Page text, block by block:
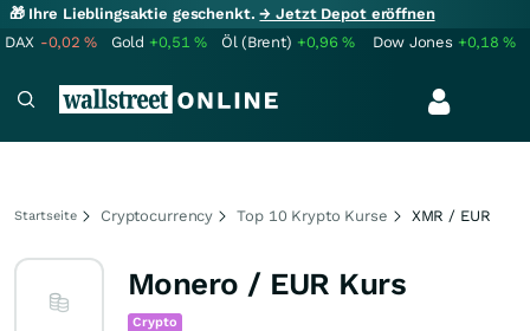
🎁 Ihre Lieblingsaktie geschenkt.→ Jetzt Depot eröffnen
DAX -0,02% Gold +0,51% Öl (Brent) +0,96% Dow Jones +0,18%
Startseite Cryptocurrency Top 10 Krypto Kurse XMR / EUR
Monero / EUR Kurs
Crypto